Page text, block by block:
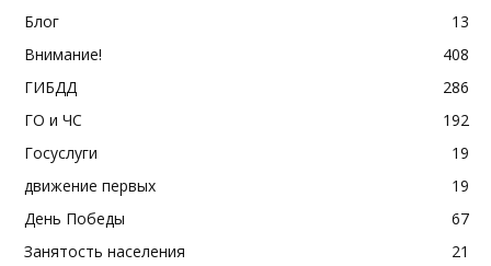
Блог
13
Внимание!
408
ГИБДД
286
ГО и ЧС
192
Госуслуги
19
движение первых
19
День Победы
67
Занятость населения
21